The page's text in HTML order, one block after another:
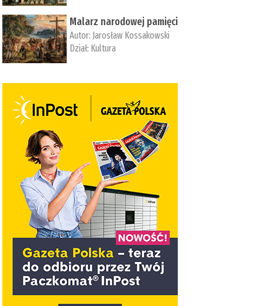
Malarz narodowej pamięci
Autor: Jarosław Kossakowski
Dział: Kultura